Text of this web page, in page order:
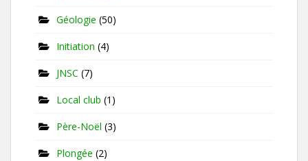
Géologie (50)
Initiation (4)
JNSC (7)
Local club (1)
Père-Noël (3)
Plongée (2)